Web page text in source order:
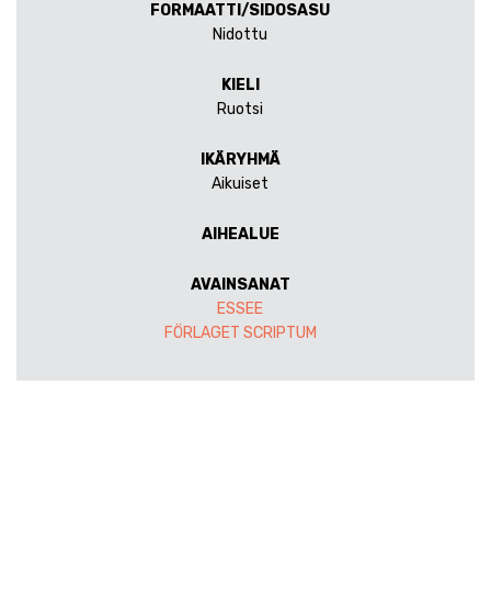
FORMAATTI/SIDOSASU
Nidottu
KIELI
Ruotsi
IKÄRYHMÄ
Aikuiset
AIHEALUE
AVAINSANAT
ESSEE
FÖRLAGET SCRIPTUM